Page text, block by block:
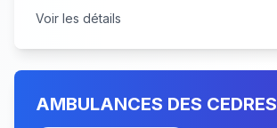
Voir les détails
AMBULANCES DES CEDRES